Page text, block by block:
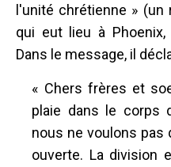
l'unité chrétienne » (un
qui eut lieu à
Dans le message, il
« Chers frères et
plaie dans le corps
nous ne voulons pas
ouverte. La division